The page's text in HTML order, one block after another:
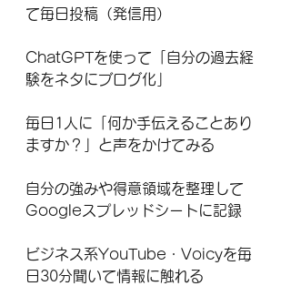
て毎日投稿（発信用）
ChatGPTを使って「自分の過去経
験をネタにブログ化」
毎日1人に「何か手伝えることあり
ますか？」と声をかけてみる
自分の強みや得意領域を整理して
Googleスプレッドシートに記録
ビジネス系YouTube・Voicyを毎
日30分聞いて情報に触れる